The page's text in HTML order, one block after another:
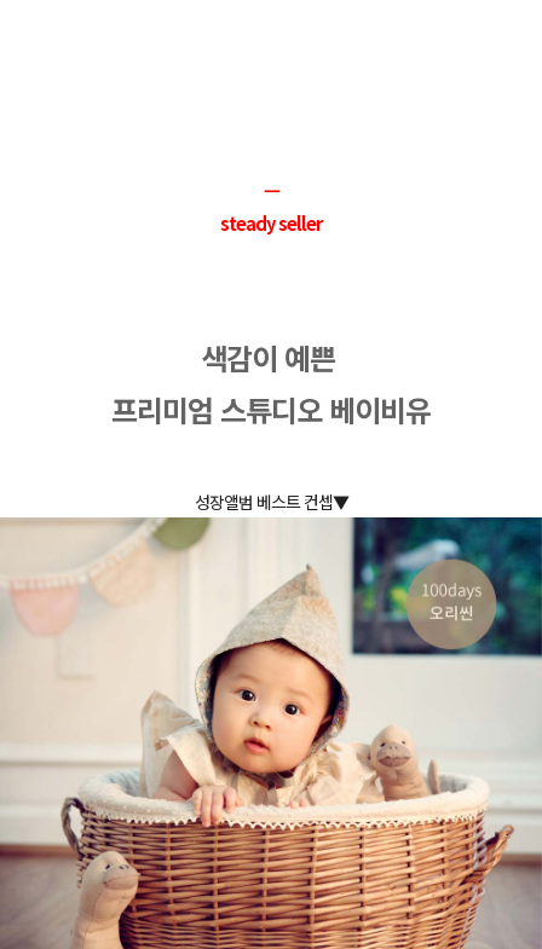
ㅡ
steady seller
색감이 예쁜
프리미엄 스튜디오 베이비유
성장앨범 베스트 컨셉▼